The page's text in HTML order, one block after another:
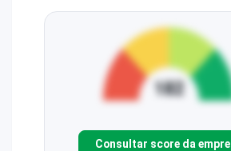
Consultar score da